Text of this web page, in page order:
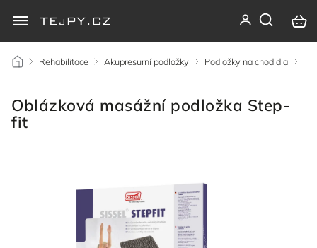
/ Rehabilitace / Akupresurní podložky / Podložky na chodidla /
Oblázková masážní podložka Step-
fit